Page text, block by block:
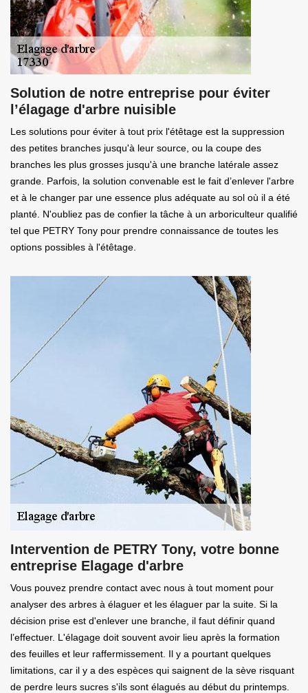
Solution de notre entreprise pour éviter
l’élagage d'arbre nuisible
Les solutions pour éviter à tout prix l'étêtage est la suppression
des petites branches jusqu'à leur source, ou la coupe des
branches les plus grosses jusqu'à une branche latérale assez
grande. Parfois, la solution convenable est le fait d’enlever l'arbre
et à le changer par une essence plus adéquate au sol où il a été
planté. N'oubliez pas de confier la tâche à un arboriculteur qualifié
tel que PETRY Tony pour prendre connaissance de toutes les
options possibles à l'étêtage.
Intervention de PETRY Tony, votre bonne
entreprise Elagage d'arbre
Vous pouvez prendre contact avec nous à tout moment pour
analyser des arbres à élaguer et les élaguer par la suite. Si la
décision prise est d'enlever une branche, il faut définir quand
l’effectuer. L'élagage doit souvent avoir lieu après la formation
des feuilles et leur raffermissement. Il y a pourtant quelques
limitations, car il y a des espèces qui saignent de la sève risquant
de perdre leurs sucres s'ils sont élagués au début du printemps.